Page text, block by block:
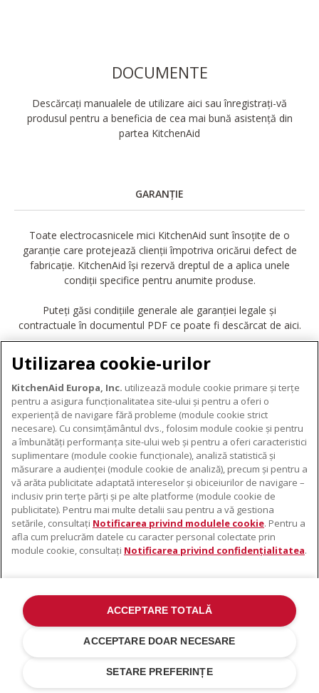
DOCUMENTE
Descărcați manualele de utilizare aici sau înregistrați-vă
produsul pentru a beneficia de cea mai bună asistență din
partea KitchenAid
GARANȚIE
Toate electrocasnicele mici KitchenAid sunt însoțite de o
garanție care protejează clienții împotriva oricărui defect de
fabricație. KitchenAid își rezervă dreptul de a aplica unele
condiții specifice pentru anumite produse.
Puteți găsi condițiile generale ale garanției legale și
contractuale în documentul PDF ce poate fi descărcat de aici.
DESCĂRCARE GARANȚIE
DESPRE KITCHENAID
Despre KitchenAid
Istoria mărcii
ODR
PRODUSELE NOASTRE
Electrocasnice mici
Accesorii pentru produse
SUPORT
De unde cumpărați
Localizator centre de service
Contacte
©2022 Toate drepturile rezervate. KitchenAid și designul mixerului cu
suport sunt mărci înregistrate în SUA. și în altă parte .
Notificare Privind Confidențialitatea.Modulele cookie.Alte țări
Utilizarea cookie-urilor
KitchenAid Europa, Inc. utilizează module cookie primare și terțe
pentru a asigura funcționalitatea site-ului și pentru a oferi o
experiență de navigare fără probleme (module cookie strict
necesare). Cu consimțământul dvs., folosim module cookie și pentru
a îmbunătăți performanța site-ului web și pentru a oferi caracteristici
suplimentare (module cookie funcționale), analiză statistică și
măsurare a audienței (module cookie de analiză), precum și pentru a
vă arăta publicitate adaptată intereselor și obiceiurilor de navigare –
inclusiv prin terțe părți și pe alte platforme (module cookie de
publicitate). Pentru mai multe detalii sau pentru a vă gestiona
setările, consultați Notificarea privind modulele cookie. Pentru a
afla cum prelucrăm datele cu caracter personal colectate prin
module cookie, consultați Notificarea privind confidențialitatea.
SETARE PREFERINȚE
ACCEPTARE DOAR NECESARE
ACCEPTARE TOTALĂ